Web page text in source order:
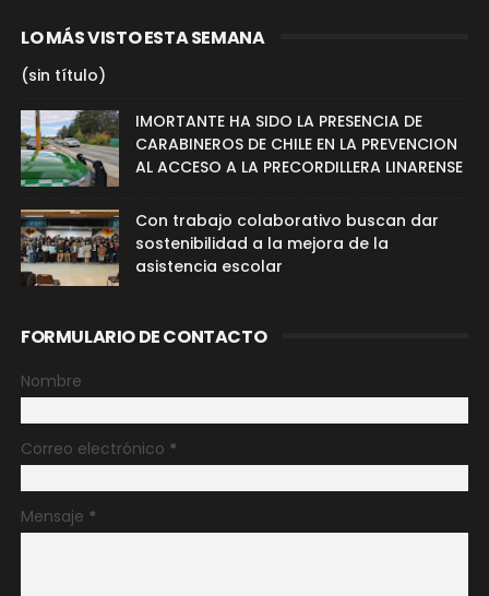
LO MÁS VISTO ESTA SEMANA
(sin título)
IMORTANTE HA SIDO LA PRESENCIA DE
CARABINEROS DE CHILE EN LA PREVENCION
AL ACCESO A LA PRECORDILLERA LINARENSE
Con trabajo colaborativo buscan dar
sostenibilidad a la mejora de la
asistencia escolar
FORMULARIO DE CONTACTO
Nombre
Correo electrónico *
Mensaje *